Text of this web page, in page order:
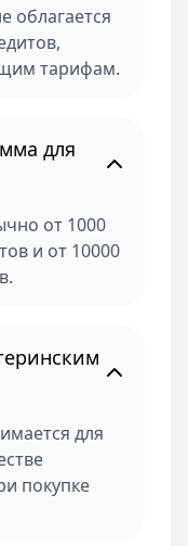
облагается
тарифам.
для
от 1000
и от 10000
для
покупке